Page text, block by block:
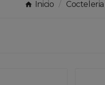
Inicio Cocteleria